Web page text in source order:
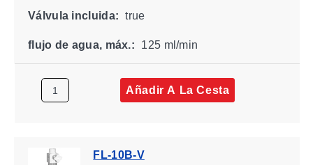
Válvula incluida: true
flujo de agua, máx.: 125 ml/min
Añadir A La Cesta
FL-10B-V